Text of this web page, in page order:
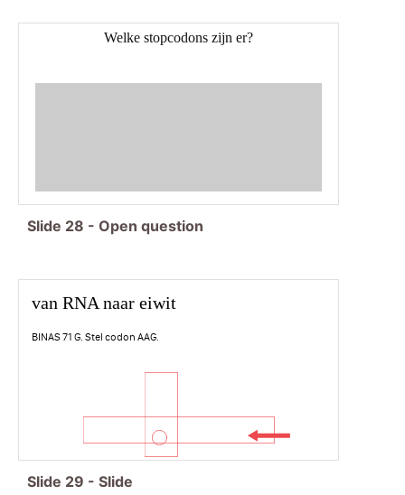
Welke stopcodons zijn er?
Slide 28 - Open question
van RNA naar eiwit
BINAS 71 G. Stel codon AAG.
Slide 29 - Slide